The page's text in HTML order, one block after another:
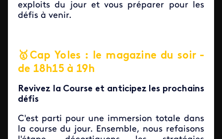
exploits du jour et vous préparer pour les
défis à venir.
🥇Cap Yoles : le magazine du soir -
de 18h15 à 19h
Revivez la Course et anticipez les prochains
défis
C'est parti pour une immersion totale dans
la course du jour. Ensemble, nous refaisons